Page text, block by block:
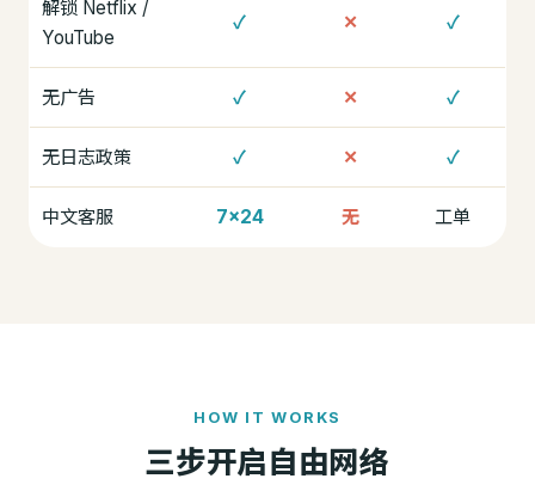
解锁 Netflix /
YouTube
✓ ✕ ✓
无广告 ✓ ✕ ✓
无日志政策 ✓ ✕ ✓
中文客服 7×24 无 工单
HOW IT WORKS
三步开启自由网络